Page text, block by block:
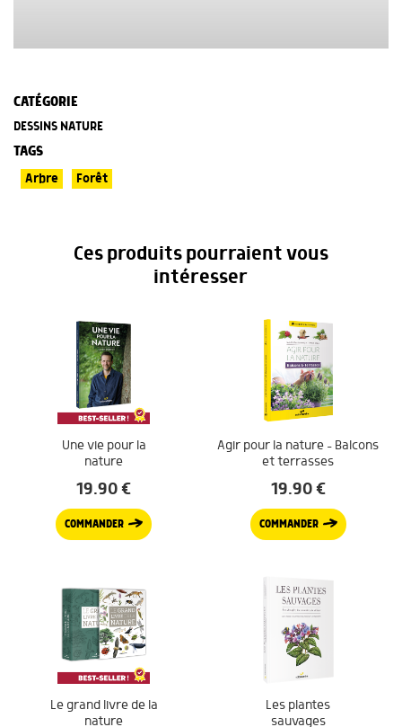
CATÉGORIE
DESSINS NATURE
TAGS
Arbre Forêt
Ces produits pourraient vous
intéresser
Une vie pour la
nature
19.90€
COMMANDER
Agir pour la nature – Balcons
et terrasses
19.90€
COMMANDER
Le grand livre de la
nature
Les plantes
sauvages